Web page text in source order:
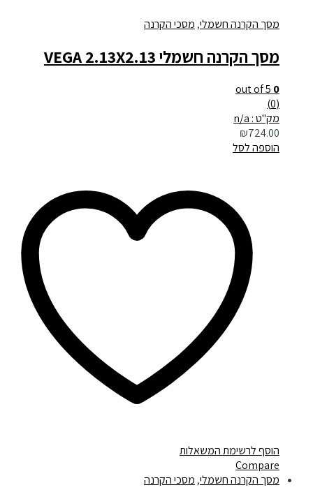
מסך הקרנה חשמלי,מסכי הקרנה
מסך הקרנה חשמלי VEGA 2.13X2.13
0
out of 5
מק"ט : n/a
₪724.00
הוספה לסל
הוסף לרשימת המשאלות
Compare
מסך הקרנה חשמלי,מסכי הקרנה